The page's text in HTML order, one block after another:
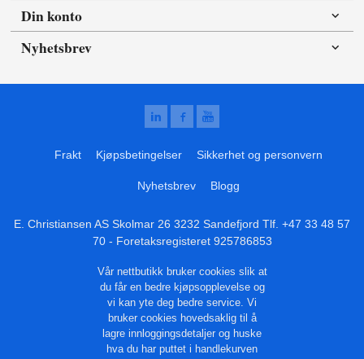
Din konto
Nyhetsbrev
Frakt Kjøpsbetingelser Sikkerhet og personvern
Nyhetsbrev Blogg
E. Christiansen AS Skolmar 26 3232 Sandefjord Tlf. +47 33 48 57
70- Foretaksregisteret 925786853
Vår nettbutikk bruker cookies slik at
du får en bedre kjøpsopplevelse og
vi kan yte deg bedre service. Vi
bruker cookies hovedsaklig til å
lagre innloggingsdetaljer og huske
hva du har puttet i handlekurven